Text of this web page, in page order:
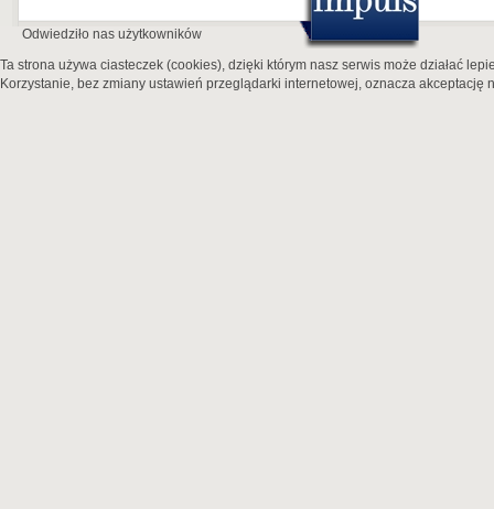
Odwiedziło nas użytkowników
Ta strona używa ciasteczek (cookies), dzięki którym nasz serwis może działać
Korzystanie, bez zmiany ustawień przeglądarki internetowej, oznacza akceptację